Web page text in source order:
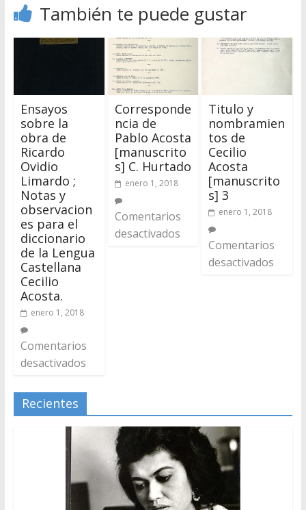
También te puede gustar
Ensayos
sobre la
obra de
Ricardo
Ovidio
Limardo ;
Notas y
observacion
es para el
diccionario
de la Lengua
Castellana
Cecilio
Acosta.
enero 1, 2018
Comentarios
desactivados
Corresponde
ncia de
Pablo Acosta
[manuscrito
s] C. Hurtado
enero 1, 2018
Comentarios
desactivados
Titulo y
nombramien
tos de
Cecilio
Acosta
[manuscrito
s] 3
enero 1, 2018
Comentarios
desactivados
Recientes